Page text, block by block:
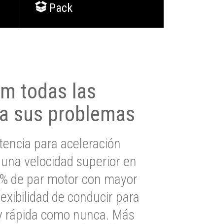
Pack
todas las
sus problemas
para aceleración
velocidad superior en
de par motor con mayor
de conducir para
como nunca. Más